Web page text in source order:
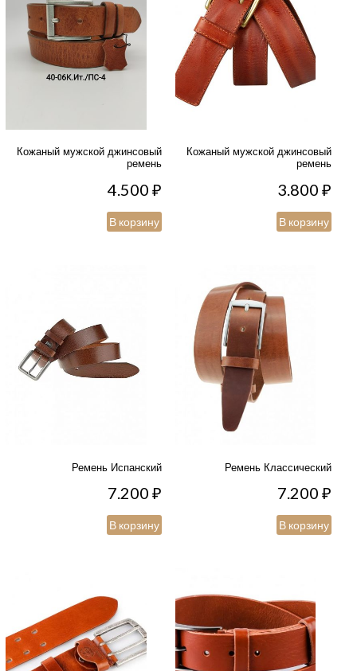
Кожаный мужской джинсовый
ремень
4.500₽
В корзину
Кожаный мужской джинсовый
ремень
3.800₽
В корзину
Ремень Испанский
7.200₽
В корзину
Ремень Классический
7.200₽
В корзину